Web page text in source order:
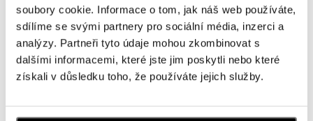
soubory cookie. Informace o tom, jak náš web používáte,
sdílíme se svými partnery pro sociální média, inzerci a
analýzy. Partneři tyto údaje mohou zkombinovat s
dalšími informacemi, které jste jim poskytli nebo které
získali v důsledku toho, že používáte jejich služby.
Pařížská 7, 110 00 Praha 1
tel.: +420724986111
dnes otevřeno do 19:00
HALADA Na Příkopě, Praha
tel.: +420608028615